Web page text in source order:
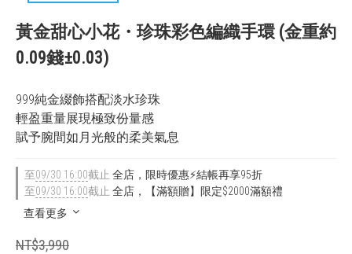
黃金甜心小花・珍珠彩色編織手環 (金重約
0.09錢±0.03)
999純金綴飾搭配淡水珍珠
輕盈重量展現極致份量感
賦予腕間如月光般的柔美氣息
至09/30 16:00截止 全店，限時優惠⚡結帳再享95折
至09/30 16:00截止 全店，【滿額贈】限定$2000滿額禮
查看更多
NT$3,990